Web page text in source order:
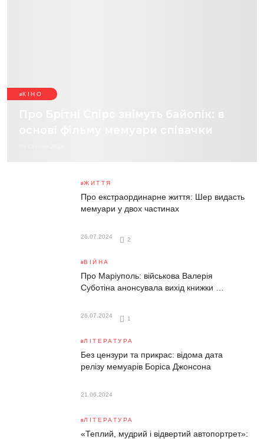
КІНО
Про Брітні Спірс знімуть байопік: в
основі фільму мемуари співачки
ЖИТТЯ
Про екстраординарне життя: Шер видасть
мемуари у двох частинах
26.07.2024
2
ВІЙНА
Про Маріуполь: військова Валерія
Суботіна анонсувала вихід книжки …
26.07.2024
1
ЛІТЕРАТУРА
Без цензури та прикрас: відома дата
релізу мемуарів Боріса Джонсона
21.06.2024
ЛІТЕРАТУРА
«Теплий, мудрий і відвертий автопортрет»: